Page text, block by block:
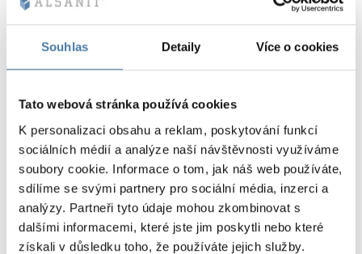
Souhlas Detaily Více o cookies
Tato webová stránka používá cookies
K personalizaci obsahu a reklam, poskytování funkcí
sociálních médií a analýze naší návštěvnosti využíváme
soubory cookie. Informace o tom, jak náš web používáte,
sdílíme se svými partnery pro sociální média, inzerci a
analýzy. Partneři tyto údaje mohou zkombinovat s
dalšími informacemi, které jste jim poskytli nebo které
získali v důsledku toho, že používáte jejich služby.
10 mm
SUNNY YELLOW
RAL 1023
JUICY ORANGE
RAL 2011
10 mm
RED DELUXE
RAL 3020
10 mm
BLUE BAY
RAL 5005
10, 12 mm
SHADOW GREY
RAL 7042
10 mm
CLASSIC BLACK
RAL 9005